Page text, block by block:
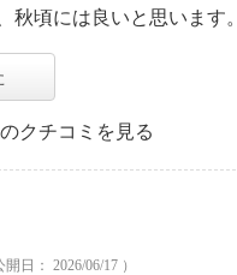
秋頃には良いと思います。
クチコミを見る
日： 2026/06/17 ）